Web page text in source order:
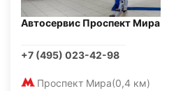
Автосервис Проспект Мира
+7 (495) 023-42-98
Проспект Мира(0,4 км)